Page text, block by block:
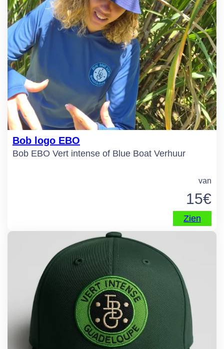
Bob logo EBO
Bob EBO Vert intense of Blue Boat Verhuur
van
15€
Zien